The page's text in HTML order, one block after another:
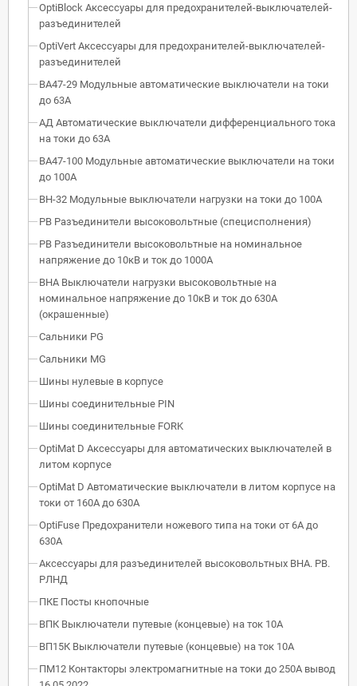
OptiBlock Аксессуары для предохранителей-выключателей-
разъединителей
OptiVert Аксессуары для предохранителей-выключателей-
разъединителей
ВА47-29 Модульные автоматические выключатели на токи
до 63А
АД Автоматические выключатели дифференциального тока
на токи до 63А
ВА47-100 Модульные автоматические выключатели на токи
до 100А
ВН-32 Модульные выключатели нагрузки на токи до 100А
РВ Разъединители высоковольтные (специсполнения)
РВ Разъединители высоковольтные на номинальное
напряжение до 10кВ и ток до 1000А
ВНА Выключатели нагрузки высоковольтные на
номинальное напряжение до 10кВ и ток до 630А
(окрашенные)
Сальники PG
Сальники MG
Шины нулевые в корпусе
Шины соединительные PIN
Шины соединительные FORK
OptiMat D Аксессуары для автоматических выключателей в
литом корпусе
OptiMat D Автоматические выключатели в литом корпусе на
токи от 160А до 630А
OptiFuse Предохранители ножевого типа на токи от 6А до
630А
Аксессуары для разъединителей высоковольтных ВНА. РВ.
РЛНД
ПКЕ Посты кнопочные
ВПК Выключатели путевые (концевые) на ток 10А
ВП15К Выключатели путевые (концевые) на ток 10А
ПМ12 Контакторы электромагнитные на токи до 250А вывод